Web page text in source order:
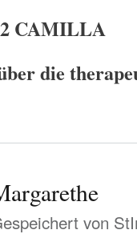
CAMILLA
die
von